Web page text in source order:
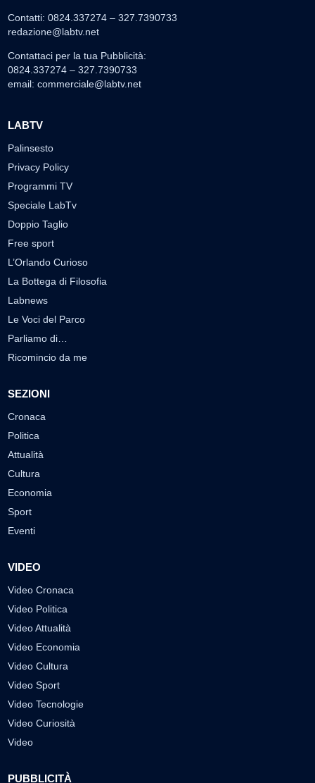
Contatti: 0824.337274 – 327.7390733
redazione@labtv.net
Contattaci per la tua Pubblicità:
0824.337274 – 327.7390733
email: commerciale@labtv.net
LABTV
Palinsesto
Privacy Policy
Programmi TV
Speciale LabTv
Doppio Taglio
Free sport
L’Orlando Curioso
La Bottega di Filosofia
Labnews
Le Voci del Parco
Parliamo di…
Ricomincio da me
SEZIONI
Cronaca
Politica
Attualità
Cultura
Economia
Sport
Eventi
VIDEO
Video Cronaca
Video Politica
Video Attualità
Video Economia
Video Cultura
Video Sport
Video Tecnologie
Video Curiosità
Video
PUBBLICITÀ